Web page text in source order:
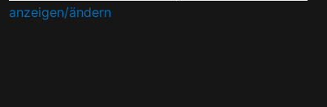
anzeigen/ändern